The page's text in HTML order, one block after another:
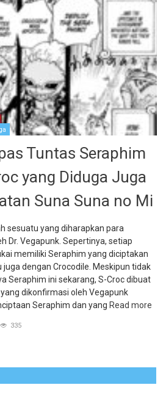
Tuntas Seraphim
yang Diduga Juga
Suna Suna no Mi
sesuatu yang diharapkan para
Dr. Vegapunk. Sepertinya, setiap
memiliki Seraphim yang diciptakan
dengan Crocodile. Meskipun tidak
Seraphim ini sekarang, S-Croc dibuat
dikonfirmasi oleh Vegapunk
Seraphim dan yang Read more
335